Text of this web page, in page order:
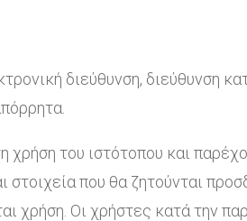
διεύθυνση, διεύθυνση
χρήση του ιστότοπου και
που θα ζητούνται
χρήση. Οι χρήστες κατά την